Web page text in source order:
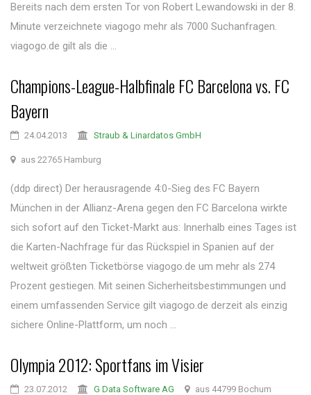
Bereits nach dem ersten Tor von Robert Lewandowski in der 8.
Minute verzeichnete viagogo mehr als 7000 Suchanfragen.
viagogo.de gilt als die ...
Champions-League-Halbfinale FC Barcelona vs. FC
Bayern
24.04.2013 Straub & Linardatos GmbH
aus 22765 Hamburg
(ddp direct) Der herausragende 4:0-Sieg des FC Bayern
München in der Allianz-Arena gegen den FC Barcelona wirkte
sich sofort auf den Ticket-Markt aus: Innerhalb eines Tages ist
die Karten-Nachfrage für das Rückspiel in Spanien auf der
weltweit größten Ticketbörse viagogo.de um mehr als 274
Prozent gestiegen. Mit seinen Sicherheitsbestimmungen und
einem umfassenden Service gilt viagogo.de derzeit als einzig
sichere Online-Plattform, um noch ...
Olympia 2012: Sportfans im Visier
23.07.2012 G Data Software AG aus 44799 Bochum